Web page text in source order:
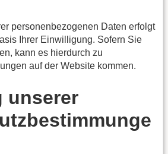
personenbezogenen Daten erfolgt
Ihrer Einwilligung. Sofern Sie
kann es hierdurch zu
auf der Website kommen.
unserer